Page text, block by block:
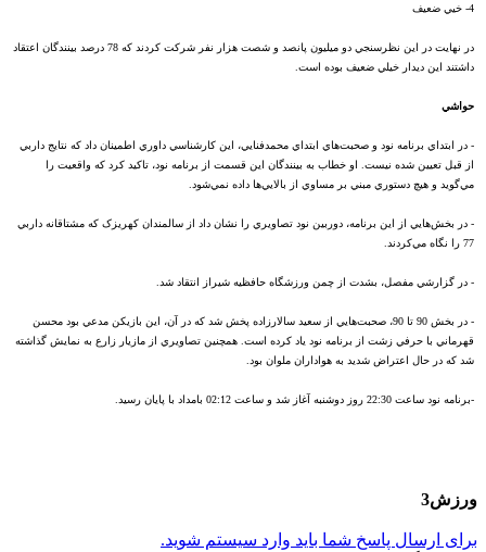
4- خيي ضعيف
در نهايت در اين نظرسنجي دو ميليون پانصد و شصت هزار نفر شرکت کردند که 78 درصد بينندگان اعتقاد
داشتند اين ديدار خيلي ضعيف بوده است.
حواشي
- در ابتداي برنامه نود و صحبت‌هاي ابتداي محمدفنايي، اين کارشناسي داوري اطمينان داد که نتايج داربي
از قبل تعيين شده نيست. او خطاب به بينندگان اين قسمت از برنامه نود، تاکيد کرد که واقعيت را
مي‌گويد و هيچ دستوري مبني بر مساوي از بالايي‌ها داده نمي‌شود.
- در بخش‌هايي از اين برنامه، دوربين نود تصاويري را نشان داد از سالمندان کهريزک که مشتاقانه داربي
77 را نگاه مي‌کردند.
- در گزارشي مفصل، بشدت از چمن ورزشگاه حافظيه شيراز انتقاد شد.
- در بخش 90 تا 90، صحبت‌هايي از سعيد سالارزاده پخش شد که در آن، اين بازيکن مدعي بود محسن
قهرماني با حرفي زشت از برنامه نود ياد کرده است. همچنين تصاويري از مازيار زارع به نمايش گذاشته
شد که در حال اعتراض شديد به هواداران ملوان بود.
-برنامه نود ساعت 22:30 روز دوشنبه آغاز شد و ساعت 02:12 بامداد با پايان رسيد.
ورزش3
برای ارسال پاسخ شما باید وارد سیستم شوید.